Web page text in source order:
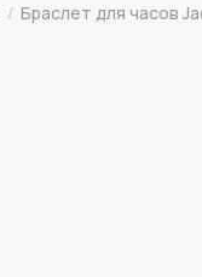
/ Браслет для часов